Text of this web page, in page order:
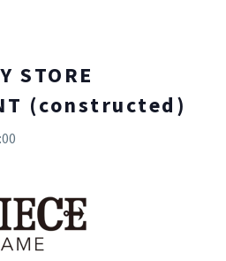
STORE
(constructed)